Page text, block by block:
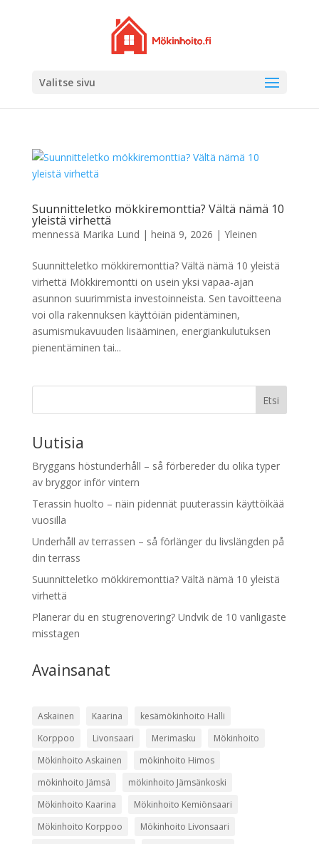
Valitse sivu
Suunnitteletko mökkiremonttia? Vältä nämä 10
yleistä virhettä
mennessä Marika Lund | heinä 9, 2026 | Yleinen
Suunnitteletko mökkiremonttia? Vältä nämä 10 yleistä
virhettä Mökkiremontti on usein yksi vapaa-ajan
asunnon suurimmista investoinneista. Sen tavoitteena
voi olla rakennuksen käyttöiän pidentäminen,
asumismukavuuden lisääminen, energiankulutuksen
pienentäminen tai...
Etsi
Uutisia
Bryggans höstunderhåll – så förbereder du olika typer
av bryggor inför vintern
Terassin huolto – näin pidennät puuterassin käyttöikää
vuosilla
Underhåll av terrassen – så förlänger du livslängden på
din terrass
Suunnitteletko mökkiremonttia? Vältä nämä 10 yleistä
virhettä
Planerar du en stugrenovering? Undvik de 10 vanligaste
misstagen
Avainsanat
Askainen Kaarina
kesämökinhoito Halli
Korppoo
Livonsaari Merimasku
Mökinhoito
Mökinhoito Askainen
mökinhoito Himos
mökinhoito Jämsä
mökinhoito Jämsänkoski
Mökinhoito Kaarina
Mökinhoito Kemiönsaari
Mökinhoito Korppoo
Mökinhoito Livonsaari